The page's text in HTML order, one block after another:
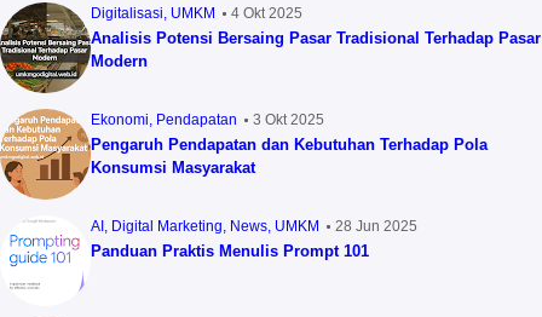
Digitalisasi UMKM 4 Okt 2025
Analisis Potensi Bersaing Pasar Tradisional Terhadap Pasar
Modern
Ekonomi Pendapatan 3 Okt 2025
Pengaruh Pendapatan dan Kebutuhan Terhadap Pola
Konsumsi Masyarakat
AI Digital Marketing News UMKM 28 Jun 2025
Panduan Praktis Menulis Prompt 101